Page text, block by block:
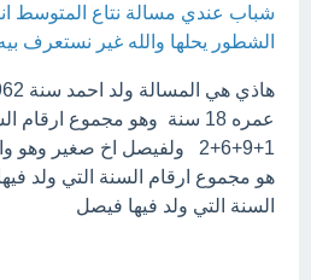
شباب عندي مسالة نتاع المتوسط
الشطور يحلها والله غير نستعرف
عمره 18 سنة وهو مجموع ارقام
هو مجموع ارقام السنة التي ولد
السنة التي ولد فيها فيصل